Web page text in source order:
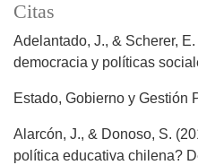
Citas
Adelantado, J., & Scherer,
democracia y políticas
Estado, Gobierno y Gestión
Alarcón, J., & Donoso, S.
política educativa chilena?